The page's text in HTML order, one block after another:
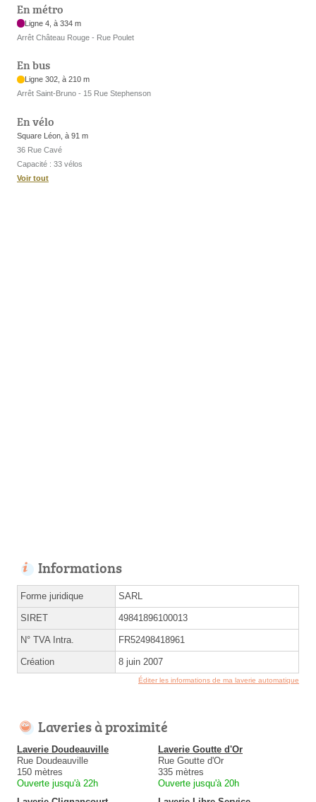
En métro
Ligne 4, à 334 m
Arrêt Château Rouge - Rue Poulet
En bus
Ligne 302, à 210 m
Arrêt Saint-Bruno - 15 Rue Stephenson
En vélo
Square Léon, à 91 m
36 Rue Cavé
Capacité : 33 vélos
Voir tout
Informations
Forme juridique SARL
SIRET 49841896100013
N° TVA Intra. FR52498418961
Création 8 juin 2007
Éditer les informations de ma laverie automatique
Laveries à proximité
Laverie Doudeauville
Rue Doudeauville
150 mètres
Ouverte jusqu'à 22h
Laverie Goutte d'Or
Rue Goutte d'Or
335 mètres
Ouverte jusqu'à 20h